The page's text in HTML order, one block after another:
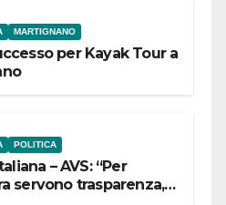
MARTIGNANO
per Kayak Tour a
POLITICA
– AVS: “Per
servono trasparenza,